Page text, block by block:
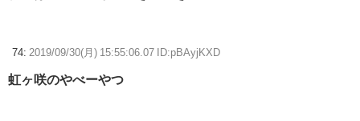
74: 2019/09/30(月) 15:55:06.07 ID:pBAyjKXD
虹ヶ咲のやべーやつ